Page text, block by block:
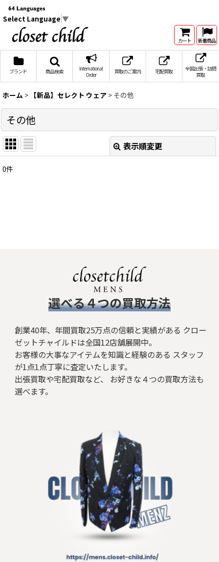
Select Language ▼
カート 新着商品
ブランド 商品検索
International
Order
買取のご案内 宅配買取
全国出張・訪問
買取
ホーム > 【新品】セレクト ウェア > その他
その他
表示順変更
表示数
0件
​選べる４つの買取方法
創業40年、年間買取25万点の信頼と実績がある クロー
ゼットチャイルドは全国12店舗展開中。
お客様の大事なアイテムを知識と経験のある スタッフ
が1点1点丁寧に査定いたします。
出張買取や宅配買取など、 お好きな４つの買取方法も
選べます。